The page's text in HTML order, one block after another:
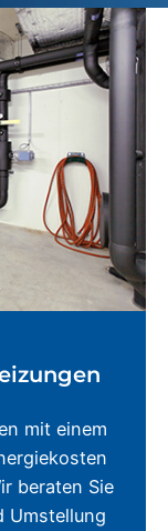
mit einem
beraten Sie
Umstellung